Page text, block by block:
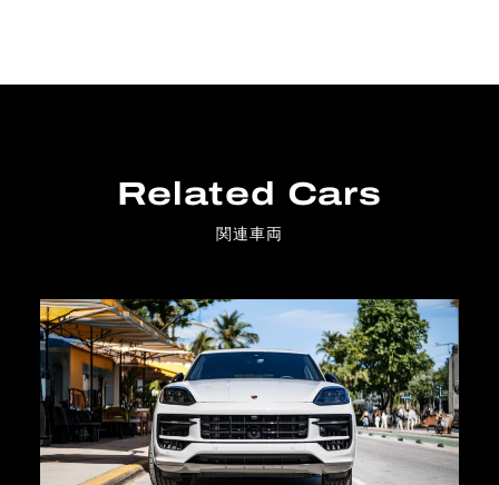
Related Cars
関連車両